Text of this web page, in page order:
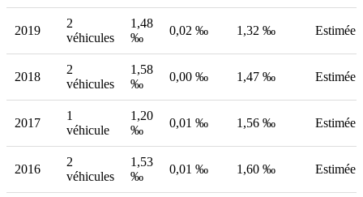
2019
2
véhicules
1,48
‰
0,02 ‰ 1,32 ‰ Estimée
2018
2
véhicules
1,58
‰
0,00 ‰ 1,47 ‰ Estimée
2017
1
véhicule
1,20
‰
0,01 ‰ 1,56 ‰ Estimée
2016
2
véhicules
1,53
‰
0,01 ‰ 1,60 ‰ Estimée